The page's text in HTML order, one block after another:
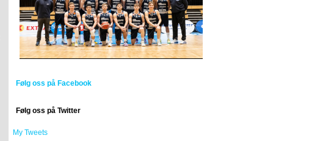
Følg oss på Facebook
Følg oss på Twitter
My Tweets